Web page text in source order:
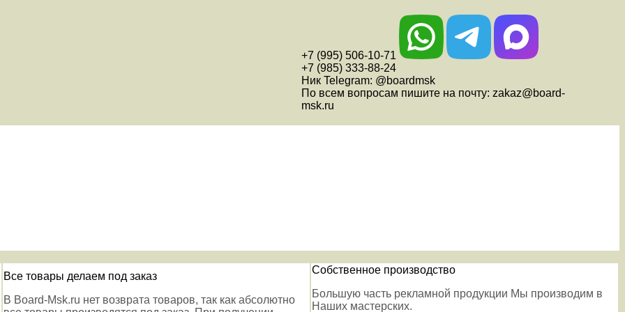
+7 (995) 506-10-71
+7 (985) 333-88-24
Ник Telegram: @boardmsk
По всем вопросам пишите на почту: zakaz@board-
msk.ru
Все товары делаем под заказ
В Board-Msk.ru нет возврата товаров, так как абсолютно
Собственное производство
Большую часть рекламной продукции Мы производим в
Наших мастерских.